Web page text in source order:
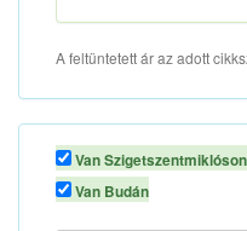
A feltüntetett ár az adott
Van Szigetszentmiklóson
Van Budán